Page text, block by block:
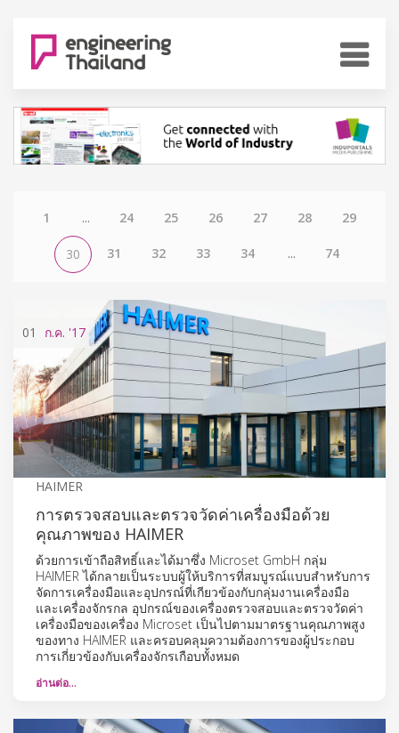
1 ... 24 25 26 27 28 29
30 31 32 33 34 ... 74
01 ก.ค. '17
HAIMER
การตรวจสอบและตรวจวัดค่าเครื่องมือด้วย
คุณภาพของ HAIMER
ด้วยการเข้าถือสิทธิ์และได้มาซึ่ง Microset GmbH กลุ่ม
HAIMER ได้กลายเป็นระบบผู้ให้บริการที่สมบูรณ์แบบสำหรับการ
จัดการเครื่องมือและอุปกรณ์ที่เกียวข้องกับกลุ่มงานเครื่องมือ
และเครื่องจักรกล อุปกรณ์ของเครื่องตรวจสอบและตรวจวัดค่า
เครื่องมือของเครื่อง Microset เป็นไปตามมาตรฐานคุณภาพสูง
ของทาง HAIMER และครอบคลุมความต้องการของผู้ประกอบ
การเกี่ยวข้องกับเครื่องจักรเกือบทั้งหมด
อ่านต่อ…